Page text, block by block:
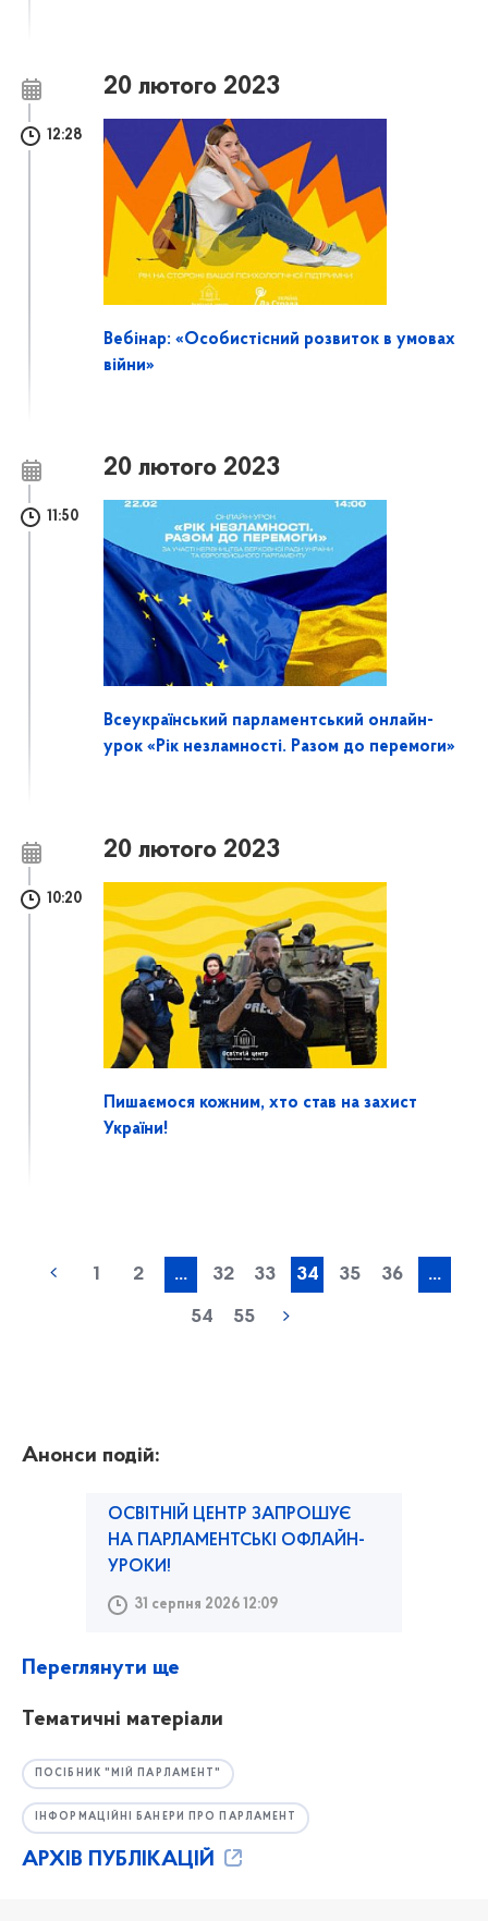
20 лютого 2023
12:28
Вебінар: «Особистісний розвиток в умовах
війни»
20 лютого 2023
11:50
Всеукраїнський парламентський онлайн-
урок «Рік незламності. Разом до перемоги»
20 лютого 2023
10:20
Пишаємося кожним, хто став на захист
України!
1 2 ... 32 33 34 35 36 ...
54 55
Анонси подій:
ОСВІТНІЙ ЦЕНТР ЗАПРОШУЄ
НА ПАРЛАМЕНТСЬКІ ОФЛАЙН-
УРОКИ!
31 серпня 2026 12:09
Переглянути ще
Тематичні матеріали
ПОСІБНИК "МІЙ ПАРЛАМЕНТ"
ІНФОРМАЦІЙНІ БАНЕРИ ПРО ПАРЛАМЕНТ
АРХІВ ПУБЛІКАЦІЙ